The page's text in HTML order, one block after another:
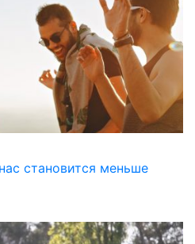
становится меньше